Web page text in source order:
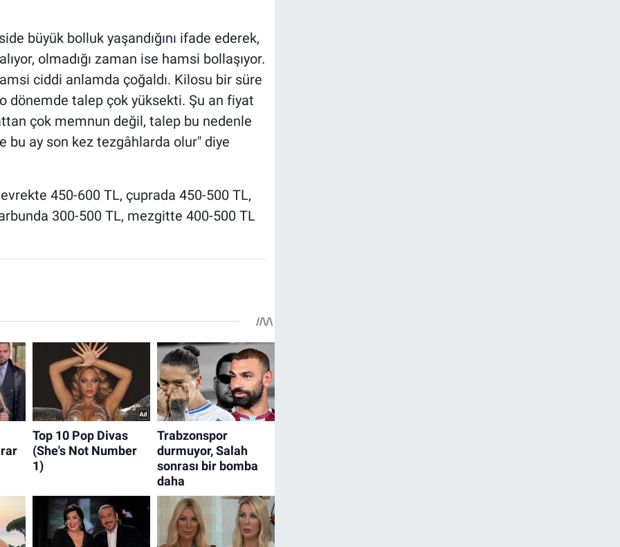
büyük bolluk yaşandığını ifade ederek,
olmadığı zaman ise hamsi bollaşıyor.
ciddi anlamda çoğaldı. Kilosu bir süre
dönemde talep çok yüksekti. Şu an fiyat
çok memnun değil, talep bu nedenle
bu ay son kez tezgâhlarda olur" diye
450-600 TL, çuprada 450-500 TL,
300-500 TL, mezgitte 400-500 TL